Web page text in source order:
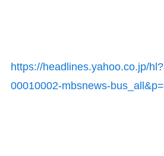
https://headlines.yahoo.co.jp/
00010002-mbsnews-